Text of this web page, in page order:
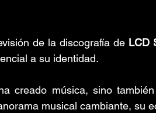
de la discografía de LCD
a su identidad.
creado música, sino
musical cambiante, su